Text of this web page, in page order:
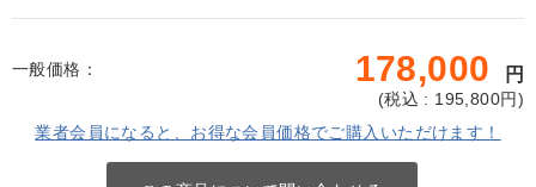
一般価格： 178,000 円
(税込 : 195,800円)
業者会員になると、お得な会員価格でご購入いただけます！